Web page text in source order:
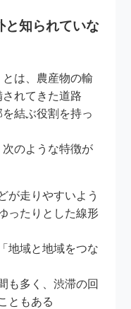
と知られていな
とは、農産物の輸
れてきた道路
結ぶ役割を持っ
のような特徴が
が走りやすいよう
ったりとした線形
地域と地域をつな
も多く、渋滞の回
ともある